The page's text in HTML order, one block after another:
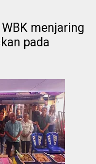
menjaring
pada